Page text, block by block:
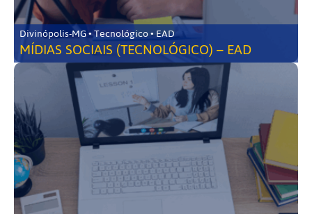
Divinópolis-MG • Tecnológico • EAD
MÍDIAS SOCIAIS (TECNOLÓGICO) – EAD